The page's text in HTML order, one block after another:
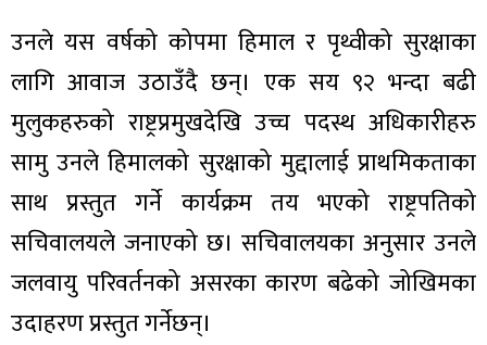
उनले यस वर्षको कोपमा हिमाल र पृथ्वीको सुरक्षाका
लागि आवाज उठाउँदै छन्। एक सय ९२ भन्दा बढी
मुलुकहरुको राष्ट्रप्रमुखदेखि उच्च पदस्थ अधिकारीहरु
सामु उनले हिमालको सुरक्षाको मुद्दालाई प्राथमिकताका
साथ प्रस्तुत गर्ने कार्यक्रम तय भएको राष्ट्रपतिको
सचिवालयले जनाएको छ। सचिवालयका अनुसार उनले
जलवायु परिवर्तनको असरका कारण बढेको जोखिमका
उदाहरण प्रस्तुत गर्नेछन्।